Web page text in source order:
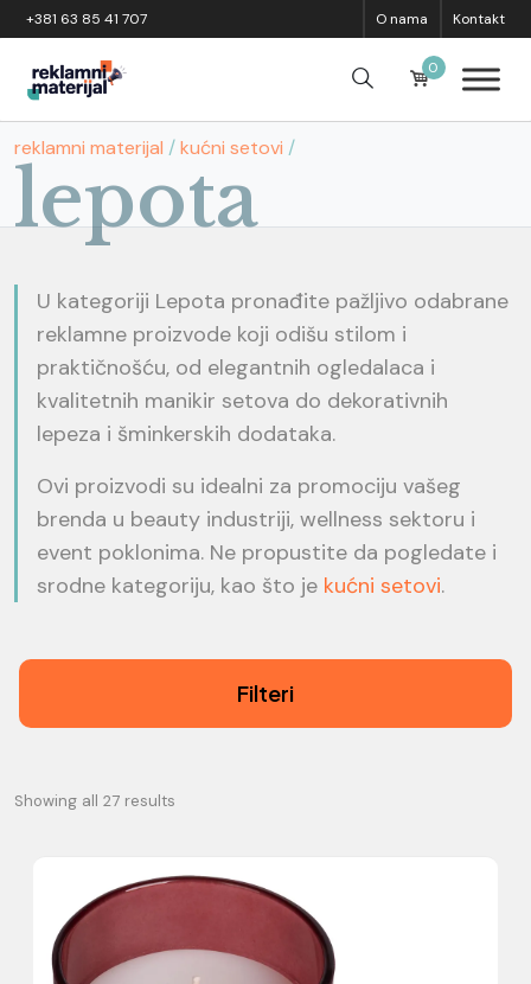
Skip to content
+381 63 85 41 707 O nama Kontakt
0
reklamni materijal /kućni setovi /
lepota
U kategoriji Lepota pronađite pažljivo odabrane
reklamne proizvode koji odišu stilom i
praktičnošću, od elegantnih ogledalaca i
kvalitetnih manikir setova do dekorativnih
lepeza i šminkerskih dodataka.
Ovi proizvodi su idealni za promociju vašeg
brenda u beauty industriji, wellness sektoru i
event poklonima. Ne propustite da pogledate i
srodne kategoriju, kao što je kućni setovi.
Filteri
Showing all 27 results